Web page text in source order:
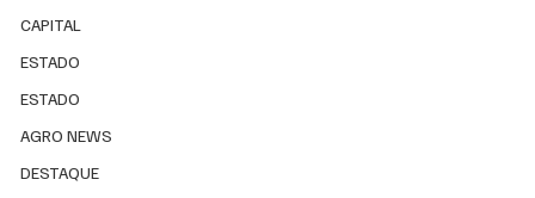
CAPITAL
ESTADO
ESTADO
AGRO NEWS
DESTAQUE